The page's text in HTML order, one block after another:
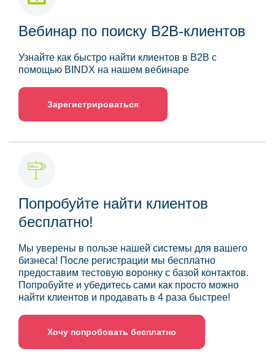
Вебинар по поиску B2B-клиентов
Узнайте как быстро найти клиентов в B2B с
помощью BINDX на нашем вебинаре
Зарегистрироваться
Попробуйте найти клиентов
бесплатно!
Мы уверены в пользе нашей системы для вашего
бизнеса! После регистрации мы бесплатно
предоставим тестовую воронку с базой контактов.
Попробуйте и убедитесь сами как просто можно
найти клиентов и продавать в 4 раза быстрее!
Хочу попробовать бесплатно